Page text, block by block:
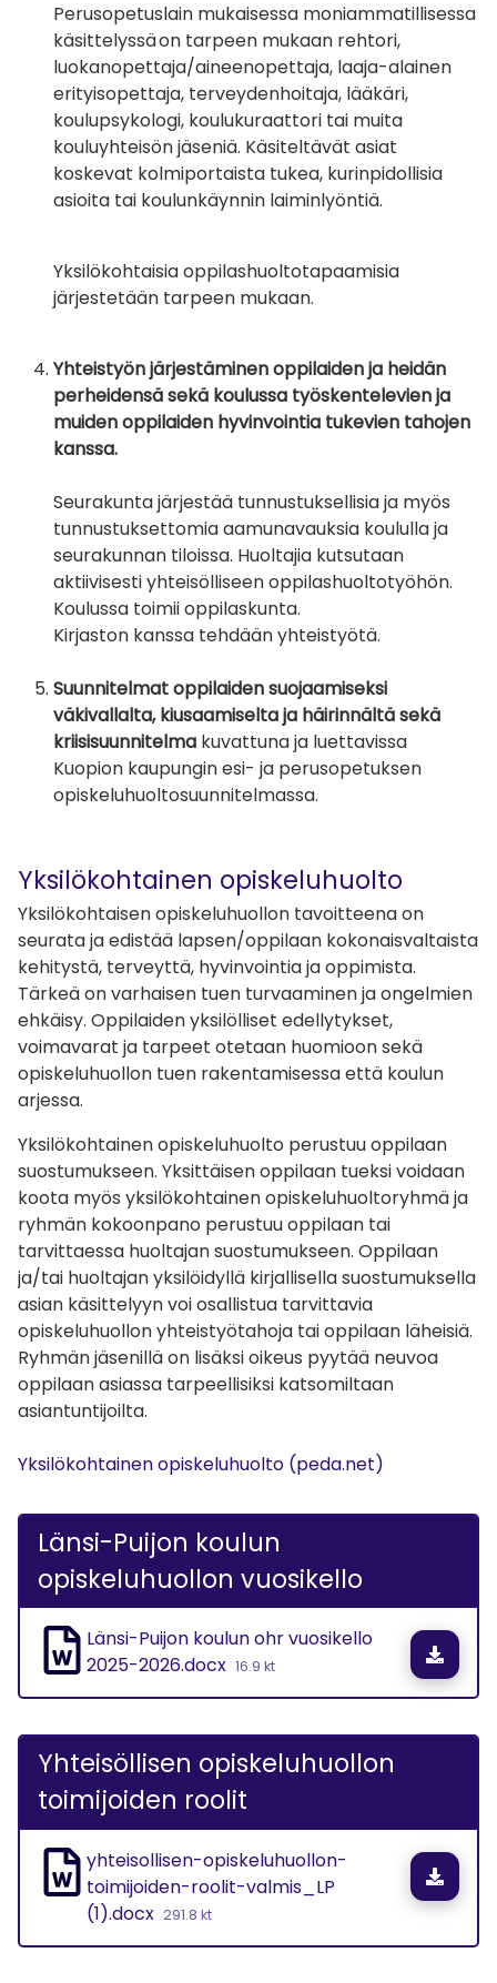
Perusopetuslain mukaisessa moniammatillisessa
käsittelyssä on tarpeen mukaan rehtori,
luokanopettaja/aineenopettaja, laaja-alainen
erityisopettaja, terveydenhoitaja, lääkäri,
koulupsykologi, koulukuraattori tai muita
kouluyhteisön jäseniä. Käsiteltävät asiat
koskevat kolmiportaista tukea, kurinpidollisia
asioita tai koulunkäynnin laiminlyöntiä.
Yksilökohtaisia oppilashuoltotapaamisia
järjestetään tarpeen mukaan.
Yhteistyön järjestäminen oppilaiden ja heidän
perheidensä sekä koulussa työskentelevien ja
muiden oppilaiden hyvinvointia tukevien tahojen
kanssa.
Seurakunta järjestää tunnustuksellisia ja myös
tunnustuksettomia aamunavauksia koululla ja
seurakunnan tiloissa. Huoltajia kutsutaan
aktiivisesti yhteisölliseen oppilashuoltotyöhön.
Koulussa toimii oppilaskunta.
Kirjaston kanssa tehdään yhteistyötä.
Suunnitelmat oppilaiden suojaamiseksi
väkivallalta, kiusaamiselta ja häirinnältä sekä
kriisisuunnitelma kuvattuna ja luettavissa
Kuopion kaupungin esi- ja perusopetuksen
opiskeluhuoltosuunnitelmassa.
Yksilökohtainen opiskeluhuolto
Yksilökohtaisen opiskeluhuollon tavoitteena on
seurata ja edistää lapsen/oppilaan kokonaisvaltaista
kehitystä, terveyttä, hyvinvointia ja oppimista.
Tärkeä on varhaisen tuen turvaaminen ja ongelmien
ehkäisy. Oppilaiden yksilölliset edellytykset,
voimavarat ja tarpeet otetaan huomioon sekä
opiskeluhuollon tuen rakentamisessa että koulun
arjessa.
Yksilökohtainen opiskeluhuolto perustuu oppilaan
suostumukseen. Yksittäisen oppilaan tueksi voidaan
koota myös yksilökohtainen opiskeluhuoltoryhmä ja
ryhmän kokoonpano perustuu oppilaan tai
tarvittaessa huoltajan suostumukseen. Oppilaan
ja/tai huoltajan yksilöidyllä kirjallisella suostumuksella
asian käsittelyyn voi osallistua tarvittavia
opiskeluhuollon yhteistyötahoja tai oppilaan läheisiä.
Ryhmän jäsenillä on lisäksi oikeus pyytää neuvoa
oppilaan asiassa tarpeellisiksi katsomiltaan
asiantuntijoilta.
Yksilökohtainen opiskeluhuolto (peda.net)
Länsi-Puijon koulun
opiskeluhuollon vuosikello
Länsi-Puijon koulun ohr vuosikello
2025-2026.docx 16.9 kt
Yhteisöllisen opiskeluhuollon
toimijoiden roolit
yhteisollisen-opiskeluhuollon-
toimijoiden-roolit-valmis_LP
(1).docx 291.8 kt